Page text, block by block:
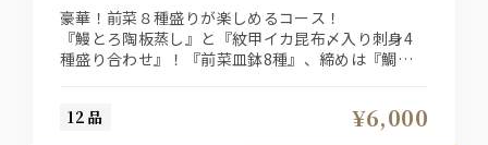
豪華！前菜８種盛りが楽しめるコース！
『鰻とろ陶板蒸し』と『紋甲イカ昆布〆入り刺身4
種盛り合わせ』！『前菜皿鉢8種』、締めは『鯛め
ラン。よろしければ当日『釣り魚』や『地魚』、魚
12品 ¥6,000